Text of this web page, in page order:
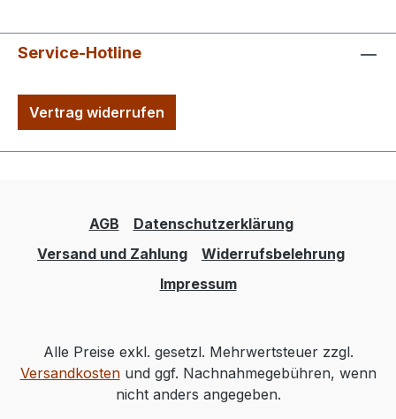
Service-Hotline
Vertrag widerrufen
AGB
Datenschutzerklärung
Versand und Zahlung
Widerrufsbelehrung
Impressum
Alle Preise exkl. gesetzl. Mehrwertsteuer zzgl.
Versandkostenund ggf. Nachnahmegebühren, wenn
nicht anders angegeben.